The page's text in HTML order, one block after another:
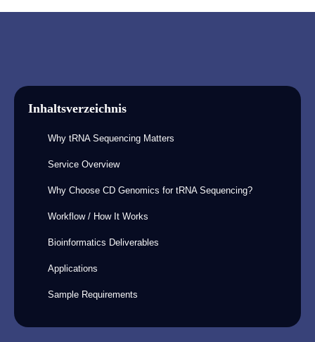
Inhaltsverzeichnis
Why tRNA Sequencing Matters
Service Overview
Why Choose CD Genomics for tRNA Sequencing?
Workflow / How It Works
Bioinformatics Deliverables
Applications
Sample Requirements